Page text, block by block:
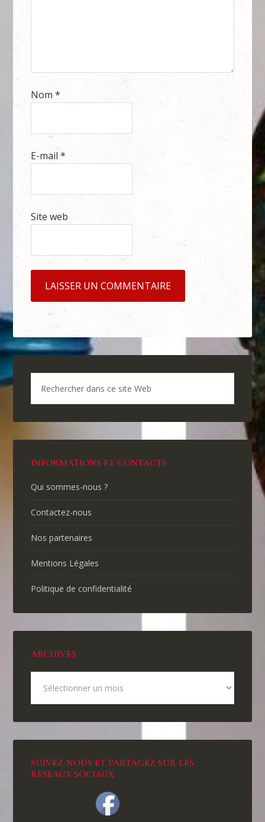
Nom*
E-mail*
Site web
INFORMATIONS ET CONTACTS
Qui sommes-nous ?
Contactez-nous
Nos partenaires
Mentions Légales
Politique de confidentialité
ARCHIVES
SUIVEZ-NOUS ET PARTAGEZ SUR LES
RÉSEAUX SOCIAUX